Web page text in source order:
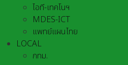
ไอที-เทคโนฯ
MDES-ICT
แพทย์แผนไทย
LOCAL
กทม.